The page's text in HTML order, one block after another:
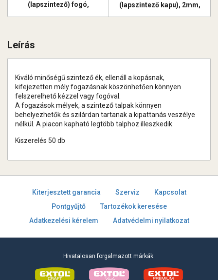
(lapszintező) fogó,
(lapszintező kapu), 2mm,
Leírás
Kiváló minőségű szintező ék, ellenáll a kopásnak,
kifejezetten mély fogazásnak köszönhetően könnyen
felszerelhető kézzel vagy fogóval.
A fogazások mélyek, a szintező talpak könnyen
behelyezhetők és szilárdan tartanak a kipattanás veszélye
nélkül. A piacon kapható legtöbb talphoz illeszkedik.
Kiszerelés 50 db
Kiterjesztett garancia Szerviz
Kapcsolat
Pontgyűjtő
Tartozékok keresése
Adatkezelési kérelem
Adatvédelmi nyilatkozat
Hivatalosan forgalmazott márkák: